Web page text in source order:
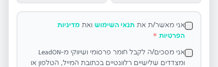
אני מאשר/ת את תנאי השימוש ואת מדיניות
הפרטיות *
אני מסכים/ה לקבל חומר פרסומי ושיווקי מ-LeadON
ומצדדים שלישיים רלוונטיים בכתובת המייל, הטלפון או